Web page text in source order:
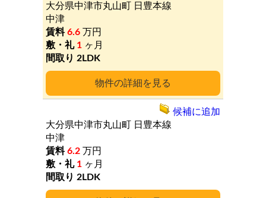
詳細
大分県中津市丸山町
日豊本線
中津
6.6 万円
1 ヶ月
2LDK
大分県中津市丸山町
日豊本線
中津
6.2 万円
1 ヶ月
2LDK
候補に追加